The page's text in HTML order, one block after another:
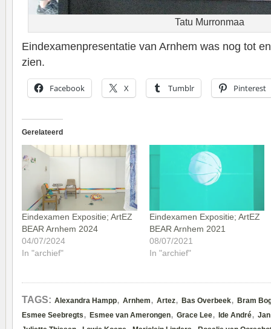
Tatu Murronmaa
Eindexamenpresentatie van Arnhem was nog tot
zien.
Facebook X Tumblr Pinterest
Gerelateerd
Eindexamen Expositie; ArtEZ
BEAR Arnhem 2024
04/07/2024
In "archief"
Eindexamen Expositie; ArtEZ
BEAR Arnhem 2021
08/07/2021
In "archief"
TAGS: Alexandra Hampp, Arnhem, Artez, Bas Overbeek, Bram
Esmee Seebregts, Esmee van Amerongen, Grace Lee, Ide André,